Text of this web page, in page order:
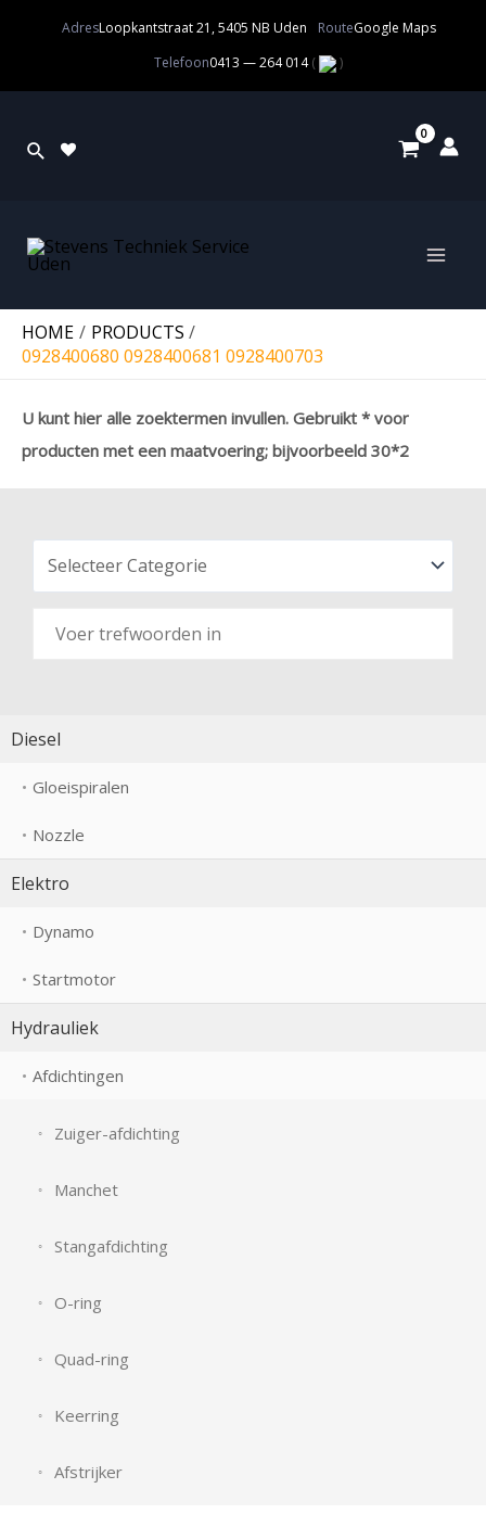
AdresLoopkantstraat 21, 5405 NB Uden RouteGoogle Maps
Telefoon0413 — 264 014( )
HOME
PRODUCTS
0928400680 0928400681 0928400703
U kunt hier alle zoektermen invullen. Gebruikt * voor
producten met een maatvoering; bijvoorbeeld 30*2
Diesel
Gloeispiralen
Nozzle
Elektro
Dynamo
Startmotor
Hydrauliek
Afdichtingen
Zuiger-afdichting
Manchet
Stangafdichting
O-ring
Quad-ring
Keerring
Afstrijker